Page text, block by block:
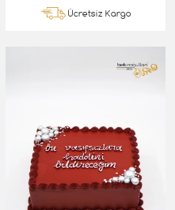
Ücretsiz Kargo